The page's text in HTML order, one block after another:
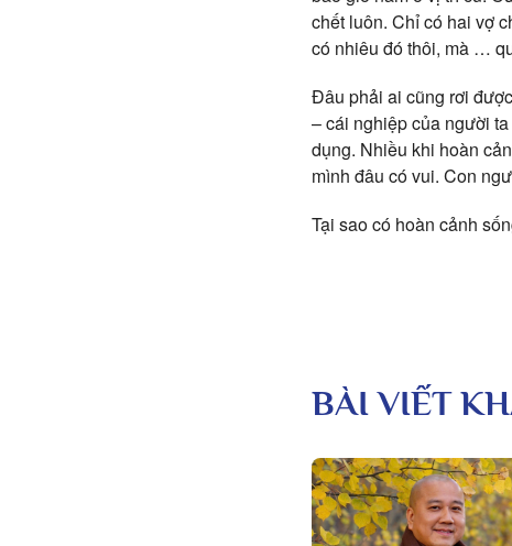
chết luôn. Chỉ có hai vợ
có nhiêu đó thôi, mà …
Đâu phải ai cũng rơi
– cái nghiệp của người
dụng. Nhiều khi hoàn
mình đâu có vui. Con
Tại sao có hoàn cảnh
BÀI VIẾT